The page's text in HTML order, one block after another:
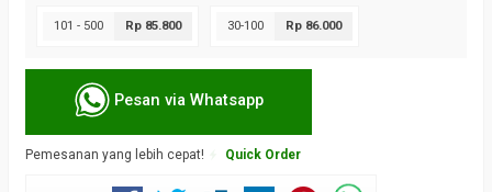
101 - 500 Rp 85.800 30-100 Rp 86.000
Pesan via Whatsapp
Pemesanan yang lebih cepat! Quick Order